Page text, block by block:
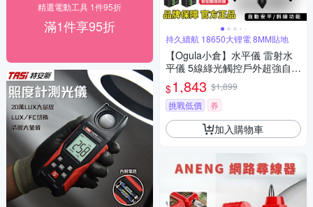
精選電動工具 1件95折
滿1件享95折
持久續航 18650大锂電 8MM貼地
【Ogula小倉】水平儀 雷射水
平儀 5線綠光觸控戶外超強自動
調平 藍光雷射水平儀打斜線
（保固兩年 售後無憂）
$1,843 $1,899
挑戰低價
券
加入購物車